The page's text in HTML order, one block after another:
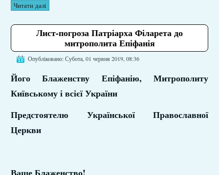
Читати далі
Лист-погроза Патріарха Філарета до
митрополита Епіфанія
Опубліковано: Субота, 01 червня 2019, 08:36
Його Блаженству Епіфанію, Митрополиту
Київському і всієї України
Предстоятелю Української Православної
Церкви